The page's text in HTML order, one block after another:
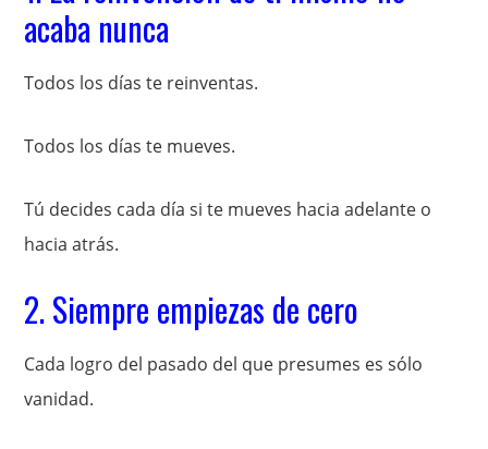
acaba nunca
Todos los días te reinventas.
Todos los días te mueves.
Tú decides cada día si te mueves hacia adelante o
hacia atrás.
2. Siempre empiezas de cero
Cada logro del pasado del que presumes es sólo
vanidad.